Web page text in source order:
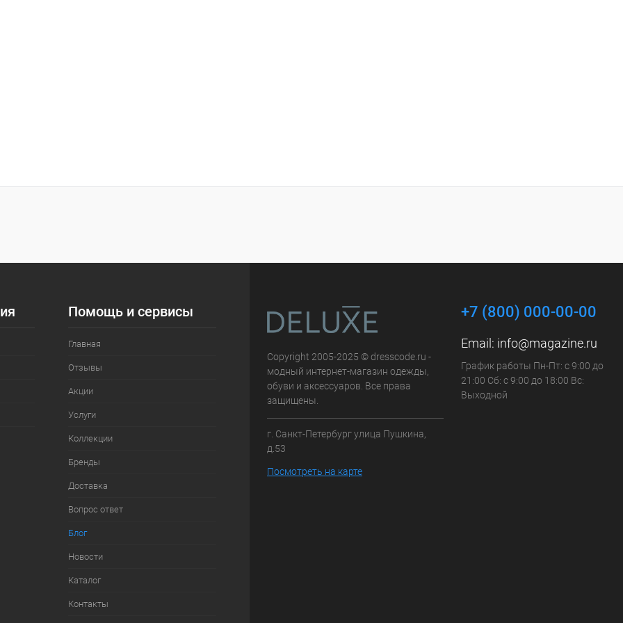
Помощь и сервисы
Главная
Отзывы
Акции
Услуги
Коллекции
Бренды
Доставка
Вопрос ответ
Блог
Новости
Каталог
Контакты
Copyright 2005-2025 © dresscode.ru -
модный интернет-магазин одежды,
обуви и аксессуаров. Все права
защищены.
г. Санкт-Петербург улица Пушкина,
д.53
Посмотреть на карте
+7 (800) 000-00-00
Email: info@magazine.ru
График работы Пн-Пт: с 9:00 до
21:00 Сб: с 9:00 до 18:00 Вс:
Выходной